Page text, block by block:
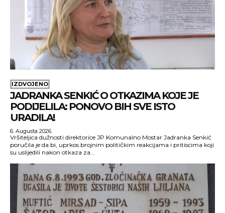
IZDVOJENO
JADRANKA SENKIĆ O OTKAZIMA KOJE JE
PODIJELILA: PONOVO BIH SVE ISTO
URADILA!
6. Augusta 2026.
Vršiteljica dužnosti direktorice JP Komunalno Mostar Jadranka Senkić
poručila je da bi, uprkos brojnim političkim reakcijama i pritiscima koji
su uslijedili nakon otkaza za...